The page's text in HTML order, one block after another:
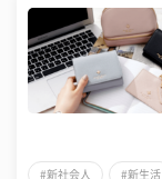
#新社会人 #新生活